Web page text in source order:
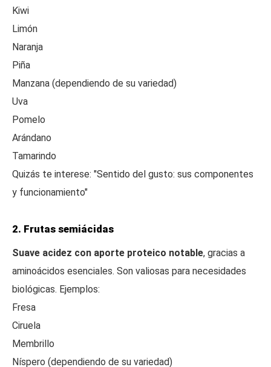
Kiwi
Limón
Naranja
Piña
Manzana (dependiendo de su variedad)
Uva
Pomelo
Arándano
Tamarindo
Quizás te interese: "Sentido del gusto: sus componentes
y funcionamiento"
2. Frutas semiácidas
Suave acidez con aporte proteico notable, gracias a
aminoácidos esenciales. Son valiosas para necesidades
biológicas. Ejemplos:
Fresa
Ciruela
Membrillo
Níspero (dependiendo de su variedad)